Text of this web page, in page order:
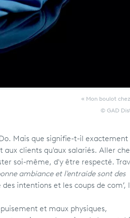
« Mon boulot
© GAD
Mais que signifie-t-il exactement
clients qu'aux salariés. Aller
soi-même, d'y être respecté.
ambiance et l'entraide sont des
intentions et les coups de com’,
et maux physiques,